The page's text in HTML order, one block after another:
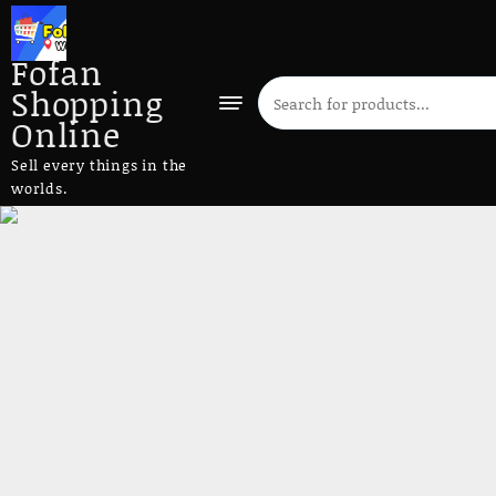
Fofan
Shopping
Online
Sell every things in the
worlds.